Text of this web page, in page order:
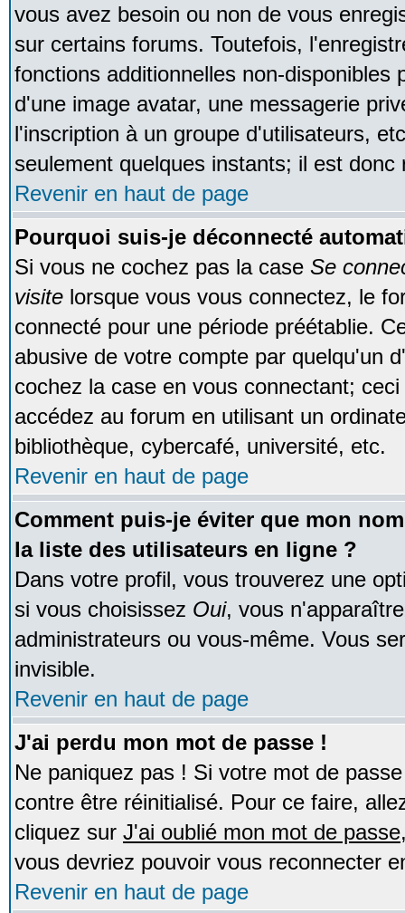
vous avez besoin ou non de vous
sur certains forums. Toutefois,
fonctions additionnelles non-disponibles
d'une image avatar, une messagerie
l'inscription à un groupe d'utilisateurs,
seulement quelques instants; il est
Revenir en haut de page
Pourquoi suis-je déconnecté
Si vous ne cochez pas la case Se
visite lorsque vous vous connectez, le
connecté pour une période préétablie.
abusive de votre compte par quelqu'un
cochez la case en vous connectant;
accédez au forum en utilisant un
bibliothèque, cybercafé, université, etc.
Revenir en haut de page
Comment puis-je éviter que mon
la liste des utilisateurs en ligne ?
Dans votre profil, vous trouverez une
si vous choisissez Oui, vous
administrateurs ou vous-même. Vous
invisible.
Revenir en haut de page
J'ai perdu mon mot de passe !
Ne paniquez pas ! Si votre mot de
contre être réinitialisé. Pour ce faire,
cliquez sur J'ai oublié mon mot de passe
vous devriez pouvoir vous reconnecter
Revenir en haut de page